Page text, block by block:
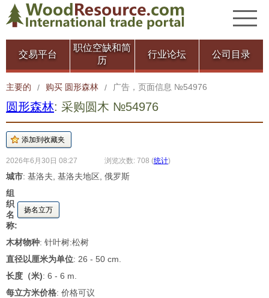
交易平台
职位空缺和简
历
行业论坛 公司目录
主要的 / 购买 圆形森林 / 广告，页面信息 №54976
圆形森林: 采购圆木 №54976
2026年6月30日 08:27 浏览次数: 708 (统计)
城市: 基洛夫, 基洛夫地区, 俄罗斯
组
织
名
称:
扬名立万
木材物种: 针叶树:松树
直径以厘米为单位: 26 - 50 cm.
长度（米): 6 - 6 m.
每立方米价格: 价格可议